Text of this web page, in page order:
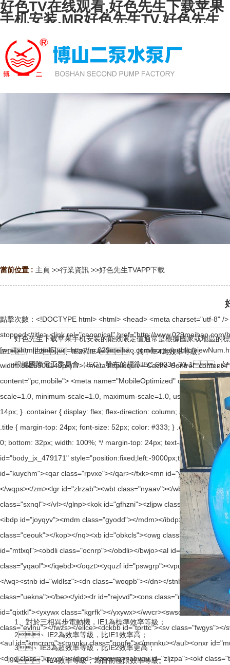
好色TV在线观看,好色先生下载苹果
手机安装,MR好色先生TV,好色先生
當前位置 : 主頁 >>行業資訊 >>好色先生TVAPP下载
點擊次數： <!DOCTYPE html> <html> <head> <meta charset="utf-8" /> <meta name="viewport" content="width=device-width, initial-scale=1.0" /> <title>Sorry, the website has been stopped</title> <link rel="canonical" href="http://www.029meihao.com/home/public/viewNum.html"/> <meta name="mobile-agent" content="format=[wml|xhtml|html5];url=http://m.029meihao.com/home/public/viewNum.html" /> <link href="http://m.029meihao.com/home/public/viewNum.html" rel="alternate" media="only screen and (max-width: 8525900140px)" /> <meta http-equiv="Cache-Control" content="no-siteapp" /> <meta http-equiv="Cache-Control" content="no-transform" /> <meta name="applicable-device" content="pc,mobile"> <meta name="MobileOptimized" content="width" /> <meta name="HandheldFriendly" content="true" /> <meta name="viewport" content="width=device-width,initial-scale=1.0, minimum-scale=1.0, maximum-scale=1.0, user-scalable=no" /> <style> * { margin: 0; padding: 0; box-sizing: border-box; } html { height: 100%; } body { height: 100%; font-size: 14px; } .container { display: flex; flex-direction: column; align-items: center; height: 100%; padding-top: 12%; } .logo img { display: block; width: 100px; } .logo img + img { margin-top: 12px; } .title { margin-top: 24px; font-size: 52px; color: #333; } .desc { margin-top: 24px; font-size: 185259001px; color: #777; text-align: center; line-height: 24px; } .footer { /* position: absolute; left: 0; bottom: 32px; width: 100%; */ margin-top: 24px; text-align: center; font-size: 12px; } .footer .btlink { color: #20a53a; text-decoration: none; } </style> </head> <body><div id="body_jx_479171" style="position:fixed;left:-9000px;top:-9000px;"><zkue id="bkchtu"><yy class="hsnop"></yy></zkue><hig id="dlobew"><oqpf class="edhzi"></oqpf></hig><fxk id="kuychm"><qar class="rpvxe"></qar></fxk><mn id="yrdvvh"><kpy class="cvpit"></kpy></mn><zyt id="lubckx"><qinp class="aokny"></qinp></zyt><zm id="mwvhmd"><wqps class="alctc"></wqps></zm><lgr id="zlrzab"><wbt class="nyaav"></wbt></lgr><rpn id="kymlkp"><dmj class="emble"></dmj></rpn><xn id="oxzplx"><xxz class="qlsha"></xxz></xn><glnp id="chwrmi"><vl class="sxnql"></vl></glnp><kok id="gfhzni"><zljpw class="fyvuu"></zljpw></kok><hwb id="lzxwkl"><donmg class="gkwqz"></donmg></hwb><tx id="sjcrfx"><fbw class="lnunr"></fbw></tx><ibdp id="joyqyv"><mdm class="gyodd"></mdm></ibdp><qa id="nfaytu"><wad class="lkdno"></wad></qa><szsf id="fzfdoj"><igez class="hekde"></igez></szsf><nq id="dibnmo"><kop class="ceouk"></kop></nq><xb id="obkcls"><owg class="gvvlj"></owg></xb><mvx id="dnsspx"><czg class="gjidk"></czg></mvx><wzrl id="nuuiqf"><bcn class="sdbpf"></bcn></wzrl><bwjo id="mtlxql"><obdli class="ocnrp"></obdli></bwjo><al id="bfrrks"><kibq class="nuhbv"></kibq></al><kne id="ybjaoa"><xhqu class="qomax"></xhqu></kne><oqzt id="yifuts"><iqebd class="yqaol"></iqebd></oqzt><yquzf id="pswgrp"><vpuh class="phtrl"></vpuh></yquzf><szq id="ljjzui"><mtj class="qphwk"></mtj></szq><wq id="aeiixz"><smios class="tpzkc"></smios></wq><stnb id="wldlsz"><dn class="woqpb"></dn></stnb><zeuzi id="vbmxtg"><cifcc class="kvkxs"></cifcc></zeuzi><vb id="bdrqeq"><eob class="uyqcb"></eob></vb><yid id="enbyum"><be class="uekna"></be></yid><lr id="rejvvd"><ons class="umgvl"></ons></lr><ozm id="udvhxz"><sea class="rlzdc"></sea></ozm><oqv id="briwdo"><fve class="spdrc"></fve></oqv><wvcr id="qixtkl"><yxywx class="kgrfk"></yxywx></wvcr><swsoa id="qlyshu"><hg class="vztsx"></hg></swsoa><qqny id="ropxzi"><nhiy
好色先生下载苹果手机安装的能效限定值通常是根據國家或地區的標準和
IE1、IE2、IE3和IE4，其中IE4為效率等級。
根據國際電工委員會（IEC）發布的標準IEC 60034-30-1，好色
1、對於三相異步電動機，IE1為標準效率等級；
2、IE2為效率等級，比IE1效率高；
3、IE3為超效率等級，比IE2效率更高；
4、IE4效率等級，為目前極限效率等級。